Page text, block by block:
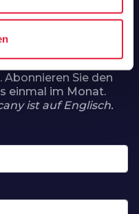
Newsletter
Abonnieren Sie den
einmal im Monat.
ist auf Englisch.